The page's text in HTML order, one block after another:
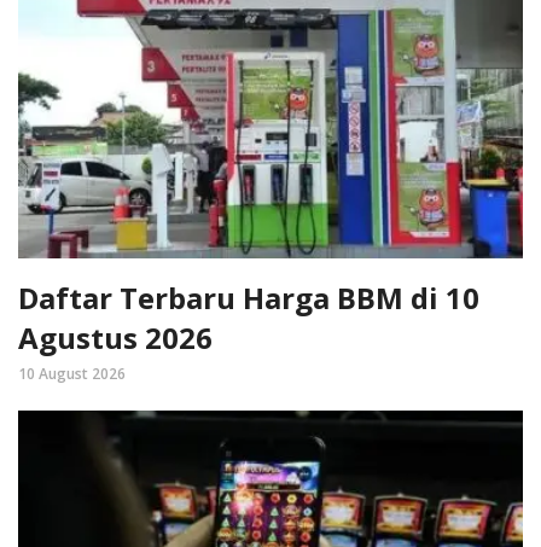
Daftar Terbaru Harga BBM di 10
Agustus 2026
10 August 2026